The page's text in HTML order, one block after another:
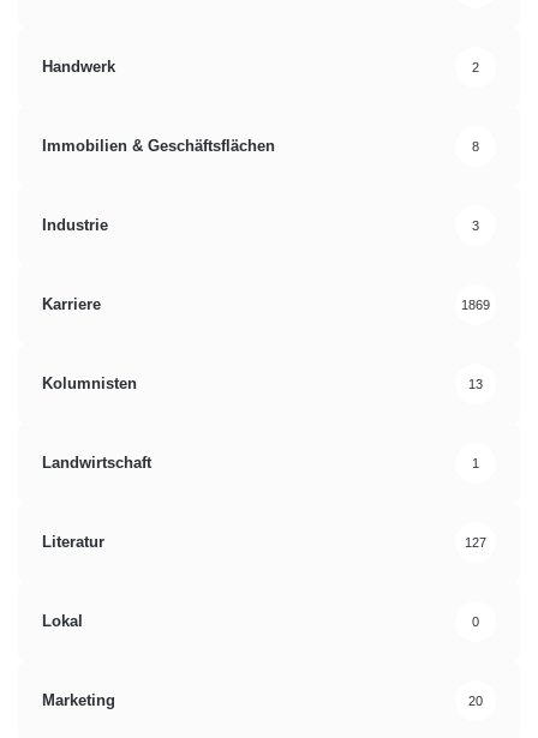
Handwerk 2
Immobilien & Geschäftsflächen 8
Industrie 3
Karriere 1869
Kolumnisten 13
Landwirtschaft 1
Literatur 127
Lokal 0
Marketing 20